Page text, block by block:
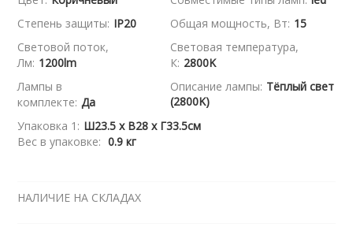
Степень защиты: IP20 Общая мощность, Вт: 15
Световой поток,
Лм: 1200lm
Световая температура,
К: 2800K
Лампы в
комплекте: Да
Описание лампы: Тёплый свет
(2800K)
Упаковка 1: Ш23.5 x В28 x Г33.5см
Вес в упаковке: 0.9 кг
НАЛИЧИЕ НА СКЛАДАХ